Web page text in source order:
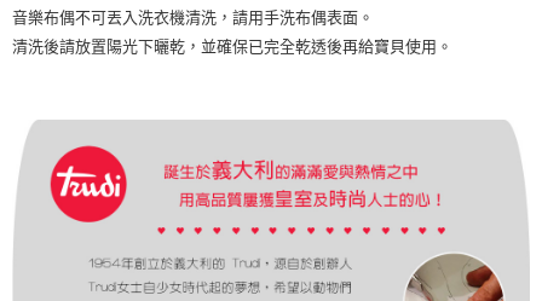
音樂布偶不可丟入洗衣機清洗，請用手洗布偶表面。
清洗後請放置陽光下曬乾，並確保已完全乾透後再給寶貝使用。